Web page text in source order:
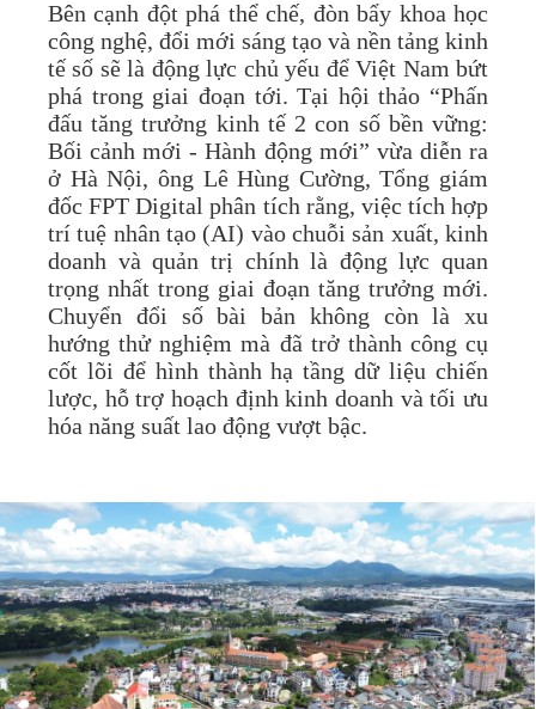
Bên cạnh đột phá thể chế, đòn bẩy khoa học
công nghệ, đổi mới sáng tạo và nền tảng kinh
tế số sẽ là động lực chủ yếu để Việt Nam bứt
phá trong giai đoạn tới. Tại hội thảo “Phấn
đấu tăng trưởng kinh tế 2 con số bền vững:
Bối cảnh mới - Hành động mới” vừa diễn ra
ở Hà Nội, ông Lê Hùng Cường, Tổng giám
đốc FPT Digital phân tích rằng, việc tích hợp
trí tuệ nhân tạo (AI) vào chuỗi sản xuất, kinh
doanh và quản trị chính là động lực quan
trọng nhất trong giai đoạn tăng trưởng mới.
Chuyển đổi số bài bản không còn là xu
hướng thử nghiệm mà đã trở thành công cụ
cốt lõi để hình thành hạ tầng dữ liệu chiến
lược, hỗ trợ hoạch định kinh doanh và tối ưu
hóa năng suất lao động vượt bậc.